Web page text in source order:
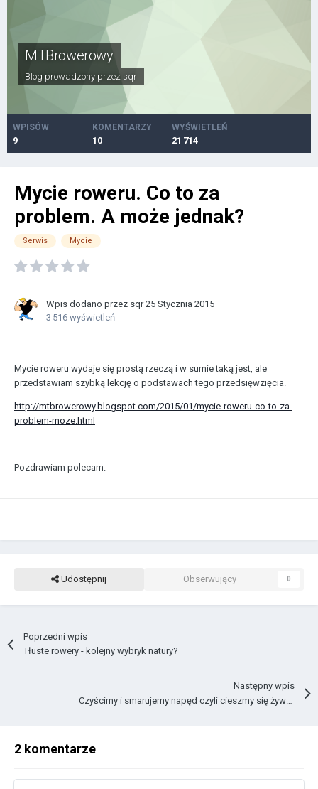
MTBrowerowy
Blog prowadzony przez sqr
WPISÓW
9
KOMENTARZY
10
WYŚWIETLEŃ
21 714
Mycie roweru. Co to za
problem. A może jednak?
Serwis Mycie
Wpis dodano przez sqr 25 Stycznia 2015
3 516 wyświetleń
Mycie roweru wydaje się prostą rzeczą i w sumie taką jest, ale
przedstawiam szybką lekcję o podstawach tego przedsięwzięcia.
http://mtbrowerowy.blogspot.com/2015/01/mycie-roweru-co-to-za-
problem-moze.html
Pozdrawiam polecam.
Udostępnij Obserwujący 0
Poprzedni wpis
Tłuste rowery - kolejny wybryk natury?
Następny wpis
2 komentarze